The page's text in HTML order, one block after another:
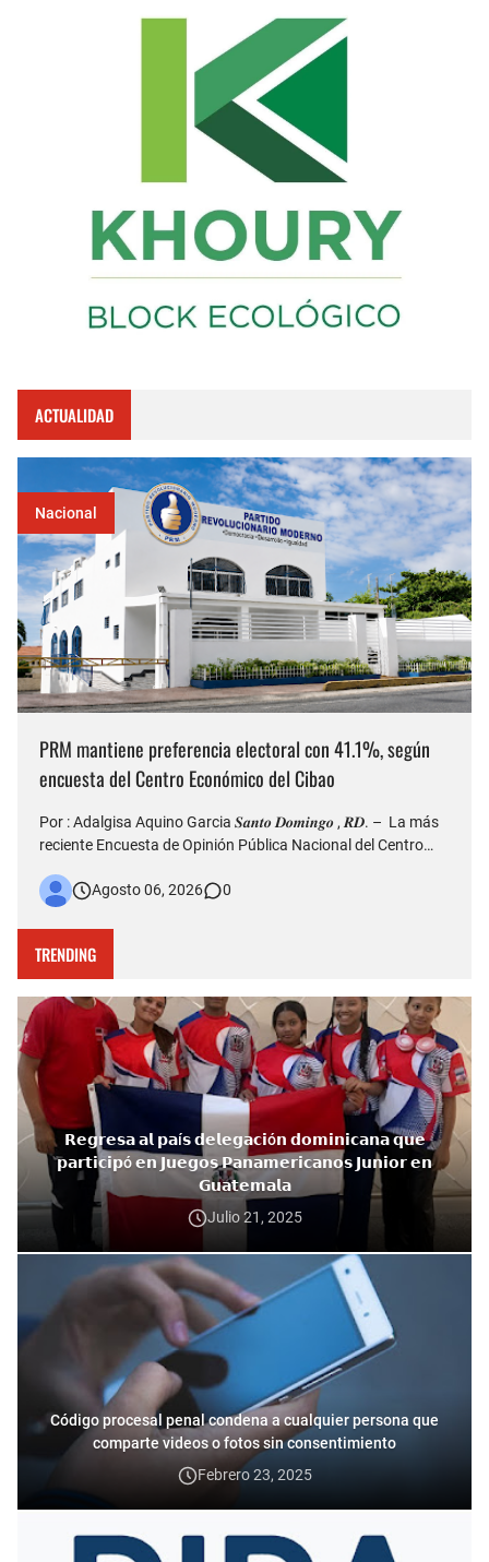
ACTUALIDAD
Nacional
PRM mantiene preferencia electoral con 41.1%, según
encuesta del Centro Económico del Cibao
Por : Adalgisa Aquino Garcia 𝑺𝒂𝒏𝒕𝒐 𝑫𝒐𝒎𝒊𝒏𝒈𝒐 , 𝑹𝑫. – La más
reciente Encuesta de Opinión Pública Nacional del Centro
Moderno (PRM) continúa siendo la organización política con
Agosto 06, 2026 0
TRENDING
𝗥𝗲𝗴𝗿𝗲𝘀𝗮 𝗮𝗹 𝗽𝗮í𝘀 𝗱𝗲𝗹𝗲𝗴𝗮𝗰𝗶ó𝗻 𝗱𝗼𝗺𝗶𝗻𝗶𝗰𝗮𝗻𝗮 𝗾𝘂𝗲
𝗽𝗮𝗿𝘁𝗶𝗰𝗶𝗽ó 𝗲𝗻 𝗝𝘂𝗲𝗴𝗼𝘀 𝗣𝗮𝗻𝗮𝗺𝗲𝗿𝗶𝗰𝗮𝗻𝗼𝘀 𝗝𝘂𝗻𝗶𝗼𝗿 𝗲𝗻
𝗚𝘂𝗮𝘁𝗲𝗺𝗮𝗹𝗮
Julio 21, 2025
Código procesal penal condena a cualquier persona que
comparte videos o fotos sin consentimiento
Febrero 23, 2025